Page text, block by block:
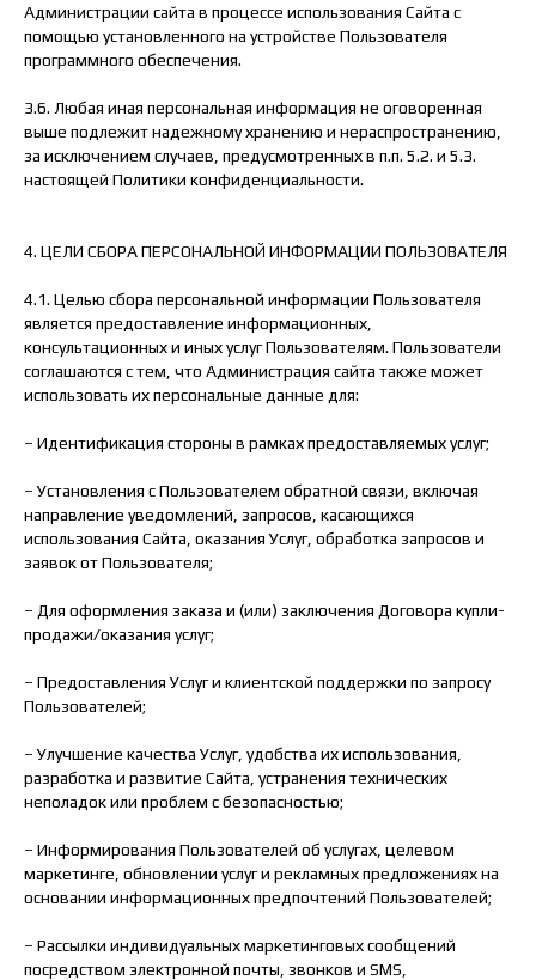
Администрации сайта в процессе использования Сайта с
помощью установленного на устройстве Пользователя
программного обеспечения.
3.6. Любая иная персональная информация не оговоренная
выше подлежит надежному хранению и нераспространению,
за исключением случаев, предусмотренных в п.п. 5.2. и 5.3.
настоящей Политики конфиденциальности.
4. ЦЕЛИ СБОРА ПЕРСОНАЛЬНОЙ ИНФОРМАЦИИ ПОЛЬЗОВАТЕЛЯ
4.1. Целью сбора персональной информации Пользователя
является предоставление информационных,
консультационных и иных услуг Пользователям. Пользователи
соглашаются с тем, что Администрация сайта также может
использовать их персональные данные для:
– Идентификация стороны в рамках предоставляемых услуг;
– Установления с Пользователем обратной связи, включая
направление уведомлений, запросов, касающихся
использования Сайта, оказания Услуг, обработка запросов и
заявок от Пользователя;
– Для оформления заказа и (или) заключения Договора купли-
продажи/оказания услуг;
– Предоставления Услуг и клиентской поддержки по запросу
Пользователей;
– Улучшение качества Услуг, удобства их использования,
разработка и развитие Сайта, устранения технических
неполадок или проблем с безопасностью;
– Информирования Пользователей об услугах, целевом
маркетинге, обновлении услуг и рекламных предложениях на
основании информационных предпочтений Пользователей;
– Рассылки индивидуальных маркетинговых сообщений
посредством электронной почты, звонков и SMS,